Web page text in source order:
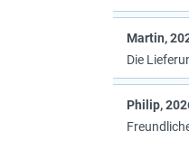
Martin,
Die
Philip,